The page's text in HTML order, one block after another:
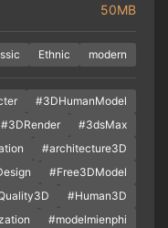
50MB
Ethnic modern
#3DHumanModel
#3DRender
#3dsMax
#architecture3D
#Free3DModel
#Human3D
#modelmienphi